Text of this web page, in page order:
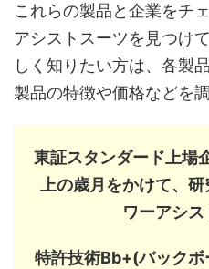
これらの製品と企業をチ
アシストスーツを見つけ
しく知りたい方は、各製
製品の特徴や価格などを
東証スタンダード上場
上の歳月をかけて、
ワーアシス
特許技術Bb+(バック